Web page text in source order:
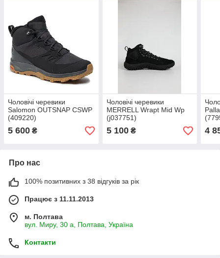
Чоловічі черевики
Salomon OUTSNAP CSWP
(409220)
5 600 ₴
Чоловічі черевики
MERRELL Wrapt Mid Wp
(j037751)
5 100₴ 4
Про нас
100% позитивних з 38 відгуків за рік
Працює з 11.11.2013
м. Полтава
вул. Миру, 30 а, Полтава, Україна
Контакти